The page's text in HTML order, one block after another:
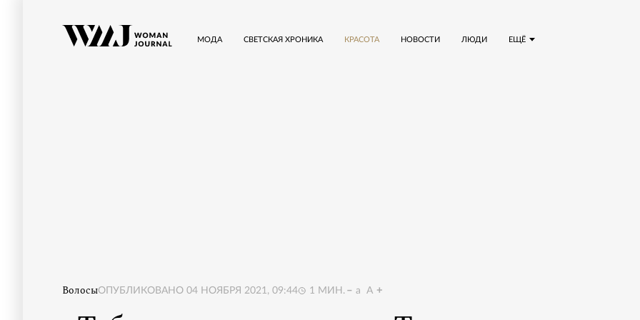
ЕЩЁ
МОДА СВЕТСКАЯ ХРОНИКА КРАСОТА НОВОСТИ ЛЮДИ
ВолосыОПУБЛИКОВАНО 04 НОЯБРЯ 2021, 09:44 1 МИН. a A